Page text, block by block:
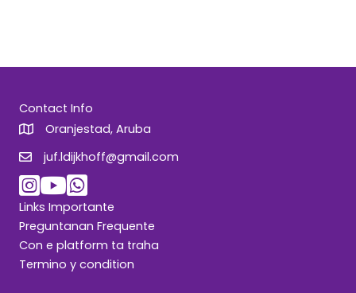
Contact Info
Oranjestad, Aruba
juf.ldijkhoff@gmail.com
juf.ldijkhoff@gmail.com
Links Importante
Preguntanan Frequente
Con e platform ta traha
Termino y condition